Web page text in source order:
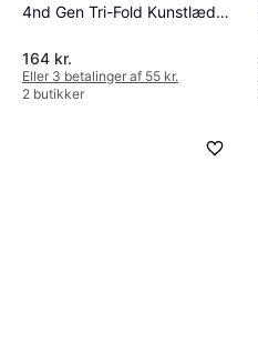
4nd Gen Tri-Fold Kunstlæder
164 kr.
Eller 3 betalinger af 55 kr.
2 butikker